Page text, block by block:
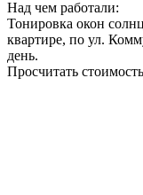
Над чем работали:
Тонировка окон
квартире, по ул.
день.
Просчитать стоимость